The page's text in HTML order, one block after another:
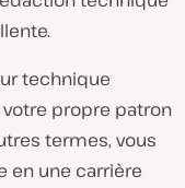
technique
propre patron
termes, vous
en une carrière